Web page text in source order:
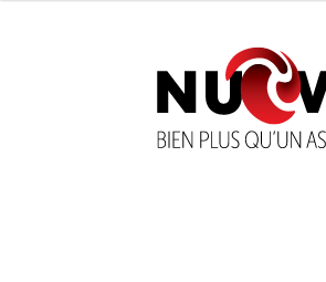
la
navigation
contenu